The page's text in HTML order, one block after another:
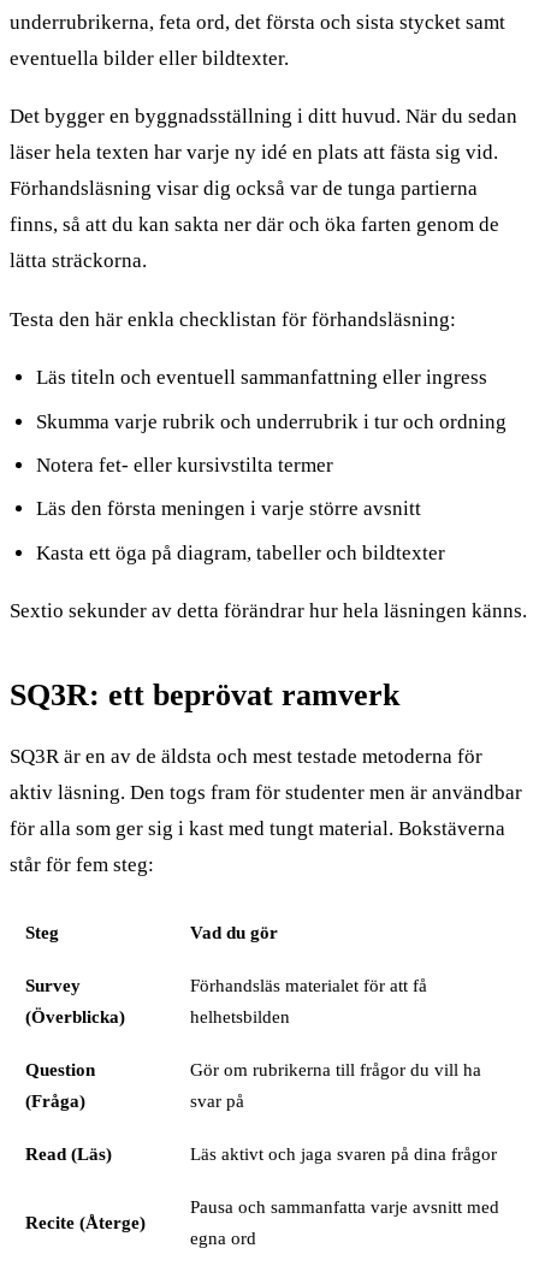
underrubrikerna, feta ord, det första och sista stycket samt
eventuella bilder eller bildtexter.
Det bygger en byggnadsställning i ditt huvud. När du sedan
läser hela texten har varje ny idé en plats att fästa sig vid.
Förhandsläsning visar dig också var de tunga partierna
finns, så att du kan sakta ner där och öka farten genom de
lätta sträckorna.
Testa den här enkla checklistan för förhandsläsning:
Läs titeln och eventuell sammanfattning eller ingress
Skumma varje rubrik och underrubrik i tur och ordning
Notera fet- eller kursivstilta termer
Läs den första meningen i varje större avsnitt
Kasta ett öga på diagram, tabeller och bildtexter
Sextio sekunder av detta förändrar hur hela läsningen känns.
SQ3R: ett beprövat ramverk
SQ3R är en av de äldsta och mest testade metoderna för
aktiv läsning. Den togs fram för studenter men är användbar
för alla som ger sig i kast med tungt material. Bokstäverna
står för fem steg:
Steg Vad du gör
Survey
(Överblicka)
Förhandsläs materialet för att få
helhetsbilden
Question
(Fråga)
Gör om rubrikerna till frågor du vill ha
svar på
Read (Läs) Läs aktivt och jaga svaren på dina frågor
Recite (Återge)
Pausa och sammanfatta varje avsnitt med
egna ord